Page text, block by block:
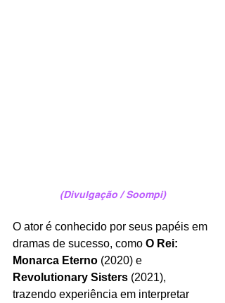
(Divulgação / Soompi)
O ator é conhecido por seus papéis em
dramas de sucesso, como O Rei:
Monarca Eterno (2020) e
Revolutionary Sisters (2021),
trazendo experiência em interpretar